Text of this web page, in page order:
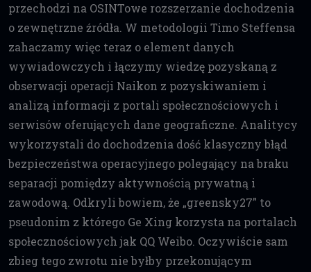
przechodzi na OSINTowe rozszerzanie dochodzenia
o zewnętrzne źródła. W metodologii Timo Steffensa
zahaczamy więc teraz o element danych
wywiadowczych i łączymy wiedzę pozyskaną z
obserwacji operacji Naikon z pozyskiwaniem i
analizą informacji z portali społecznościowych i
serwisów oferujących dane geograficzne. Analitycy
wykorzystali do dochodzenia dość klasyczny błąd
bezpieczeństwa operacyjnego polegający na braku
separacji pomiędzy aktywnością prywatną i
zawodową. Odkryli bowiem, że „greensky27” to
pseudonim z którego Ge Xing korzysta na portalach
społecznościowych jak QQ Weibo. Oczywiście sam
zbieg tego zwrotu nie byłby przekonującym